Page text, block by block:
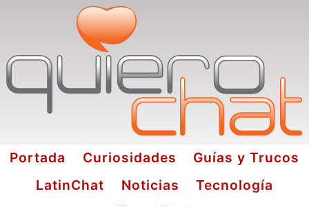
Portada Curiosidades
Guías y Trucos
LatinChat
Noticias
Tecnología